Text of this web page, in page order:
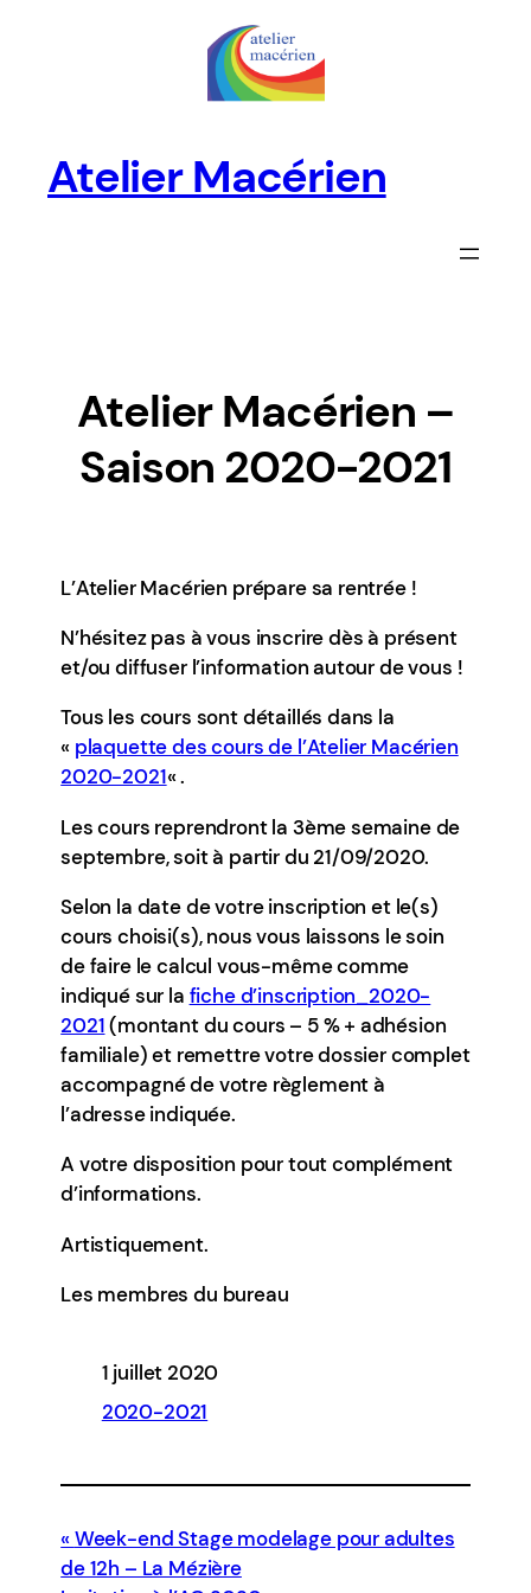
Atelier Macérien
Atelier Macérien –
Saison 2020-2021
L’Atelier Macérien prépare sa rentrée !
N’hésitez pas à vous inscrire dès à présent
et/ou diffuser l’information autour de vous !
Tous les cours sont détaillés dans la
« plaquette des cours de l’Atelier Macérien
2020-2021« .
Les cours reprendront la 3ème semaine de
septembre, soit à partir du 21/09/2020.
Selon la date de votre inscription et le(s)
cours choisi(s), nous vous laissons le soin
de faire le calcul vous-même comme
indiqué sur la fiche d’inscription_2020-
2021(montant du cours – 5 % + adhésion
familiale) et remettre votre dossier complet
accompagné de votre règlement à
l’adresse indiquée.
A votre disposition pour tout complément
d’informations.
Artistiquement.
Les membres du bureau
1 juillet 2020
2020-2021
Week-end Stage modelage pour adultes
de 12h – La Mézière